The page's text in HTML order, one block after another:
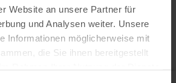
Website an unsere Partner für
und Analysen weiter. Unsere
Informationen möglicherweise mit
die Sie ihnen bereitgestellt